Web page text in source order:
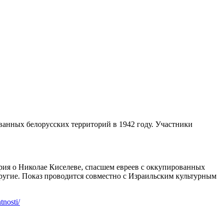
белорусских территорий в 1942 году. Участники
о Николае Киселеве, спасшем евреев с оккупированных
Показ проводится совместно с Израильским культурным